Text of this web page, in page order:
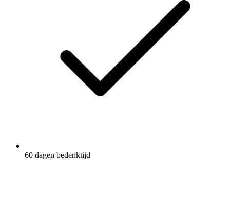
60 dagen bedenktijd